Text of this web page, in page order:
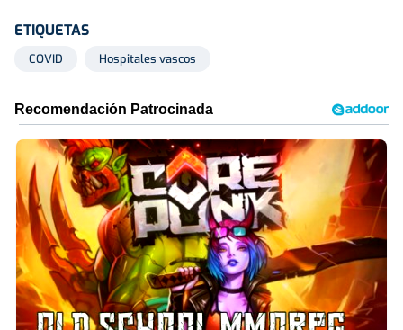
ETIQUETAS
COVID Hospitales vascos